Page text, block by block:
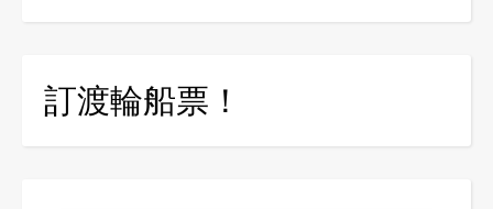
訂渡輪船票！